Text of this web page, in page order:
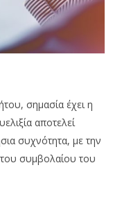
σημασία έχει η
αποτελεί
συχνότητα, με την
συμβολαίου του